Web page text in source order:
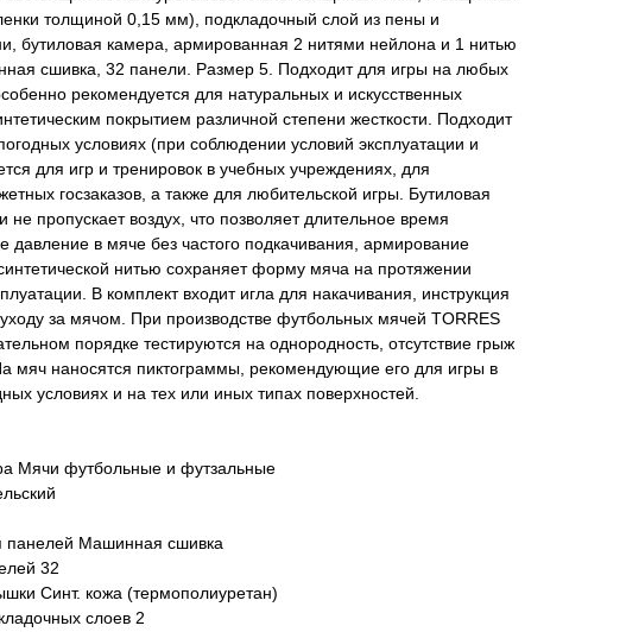
толщиной 0,15 мм), подкладочный слой из пены и
бутиловая камера, армированная 2 нитями нейлона и 1 нитью
сшивка, 32 панели. Размер 5. Подходит для игры на любых
рекомендуется для натуральных и искусственных
покрытием различной степени жесткости. Подходит
условиях (при соблюдении условий эксплуатации и
для игр и тренировок в учебных учреждениях, для
госзаказов, а также для любительской игры. Бутиловая
не пропускает воздух, что позволяет длительное время
давление в мяче без частого подкачивания, армирование
нитью сохраняет форму мяча на протяжении
В комплект входит игла для накачивания, инструкция
за мячом. При производстве футбольных мячей TORRES
порядке тестируются на однородность, отсутствие грыж
мяч наносятся пиктограммы, рекомендующие его для игры в
условиях и на тех или иных типах поверхностей.
Мячи футбольные и футзальные
панелей Машинная сшивка
32
Синт. кожа (термополиуретан)
слоев 2